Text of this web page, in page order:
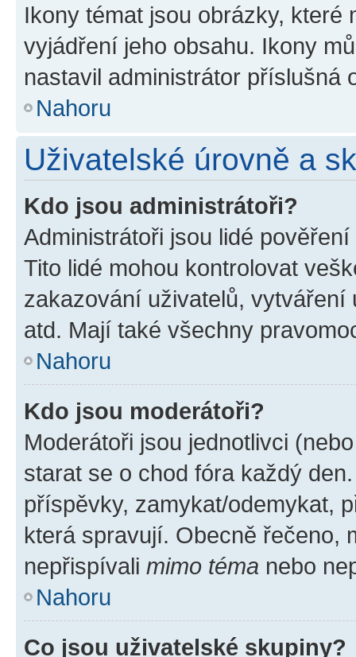
Ikony témat jsou obrázky,
vyjádření jeho obsahu. Ikony
nastavil administrátor příslušná
Nahoru
Uživatelské úrovně a
Kdo jsou administrátoři?
Administrátoři jsou lidé
Tito lidé mohou kontrolovat
zakazování uživatelů,
atd. Mají také všechny
Nahoru
Kdo jsou moderátoři?
Moderátoři jsou jednotlivci
starat se o chod fóra každý
příspěvky, zamykat/odemykat,
která spravují. Obecně řečeno,
nepřispívali mimo téma nebo
Nahoru
Co jsou uživatelské skupiny?